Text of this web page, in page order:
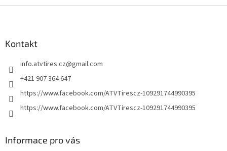
Kontakt
info.atvtires.cz@gmail.com
+421 907 364 647
https://www.facebook.com/ATVTirescz-109291744990395
https://www.facebook.com/ATVTirescz-109291744990395
Informace pro vás